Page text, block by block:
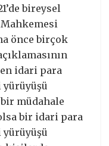
bireysel
önce birçok
idari para
yürüyüşü
müdahale
bir idari para
yürüyüşü